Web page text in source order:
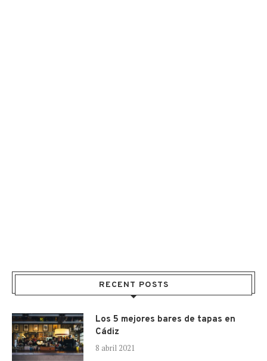
RECENT POSTS
Los 5 mejores bares de tapas en
Cádiz
8 abril 2021